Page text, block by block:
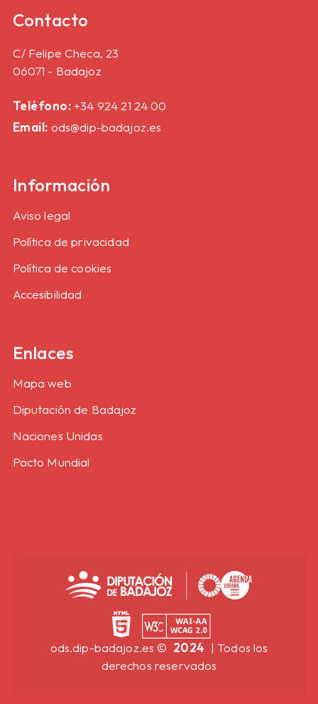
Contacto
C/ Felipe Checa, 23
06071 - Badajoz
Teléfono: +34 924 21 24 00
Email: ods@dip-badajoz.es
Información
Aviso legal
Política de privacidad
Política de cookies
Accesibilidad
Enlaces
Mapa web
Diputación de Badajoz
Naciones Unidas
Pacto Mundial
ods.dip-badajoz.es © 2024 |Todos los
derechos reservados